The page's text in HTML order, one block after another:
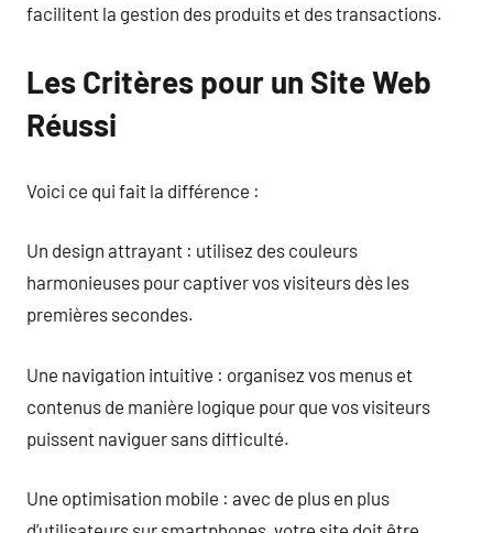
facilitent la gestion des produits et des transactions.
Les Critères pour un Site Web
Réussi
Voici ce qui fait la différence :
Un design attrayant : utilisez des couleurs
harmonieuses pour captiver vos visiteurs dès les
premières secondes.
Une navigation intuitive : organisez vos menus et
contenus de manière logique pour que vos visiteurs
puissent naviguer sans difficulté.
Une optimisation mobile : avec de plus en plus